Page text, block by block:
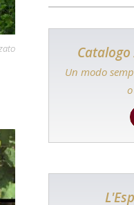
Un modo